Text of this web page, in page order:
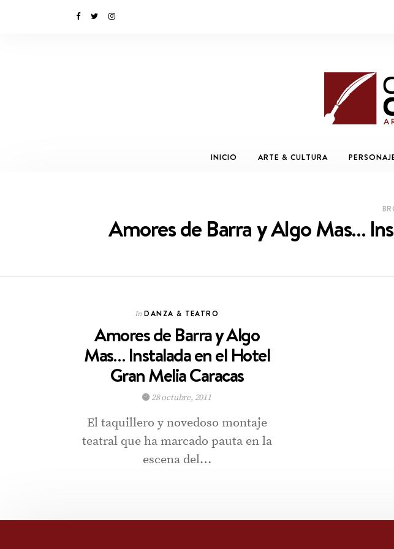
INICIO ARTE & CULTURA
Amores de Barra y Algo Mas…
In DANZA & TEATRO
Amores de Barra y Algo
Mas… Instalada en el Hotel
Gran Melia Caracas
28 octubre, 2011
El taquillero y novedoso montaje
teatral que ha marcado pauta en la
escena del…